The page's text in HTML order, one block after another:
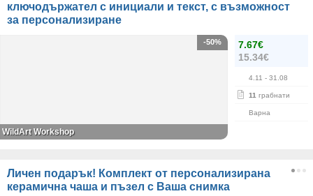
ключодържател с инициали и текст, с възможност
за персонализиране
7.67€
15.34€
4.11 - 31.08
11 грабнати
Варна
-50%
WildArt Workshop
Личен подарък! Комплект от персонализирана
керамична чаша и пъзел с Ваша снимка